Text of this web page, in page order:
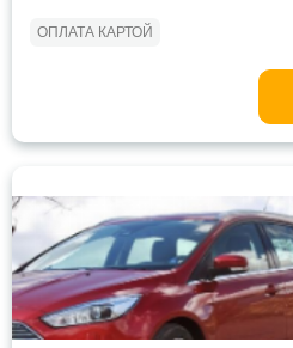
ОПЛАТА КАРТОЙ